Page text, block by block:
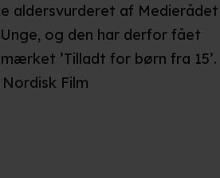
aldersvurderet af Medierådet
og den har derfor fået
’Tilladt for børn fra 15’.
Nordisk Film